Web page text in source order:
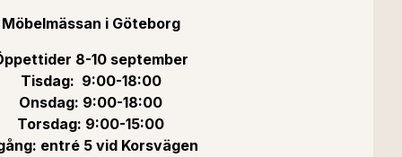
Möbelmässan i Göteborg
8-10 september
Tisdag: 9:00-18:00
Onsdag: 9:00-18:00
Torsdag: 9:00-15:00
entré 5 vid Korsvägen